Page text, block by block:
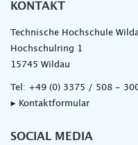
KONTAKT
Technische Hochschule
Hochschulring 1
15745 Wildau
Tel: +49 (0) 3375 / 508 -
▸ Kontaktformular
SOCIAL MEDIA